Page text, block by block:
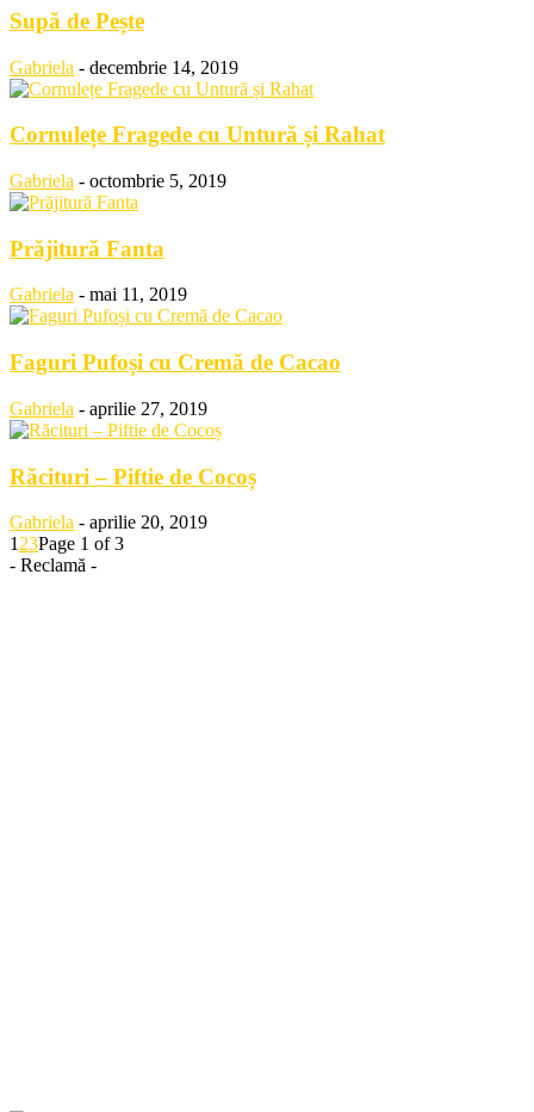
Supă de Pește
Gabriela - decembrie 14, 2019
Cornulețe Fragede cu Untură și Rahat
Gabriela - octombrie 5, 2019
Prăjitură Fanta
Gabriela - mai 11, 2019
Faguri Pufoși cu Cremă de Cacao
Gabriela - aprilie 27, 2019
Răcituri – Piftie de Cocoș
Gabriela - aprilie 20, 2019
1 23Page 1 of 3
- Reclamă -